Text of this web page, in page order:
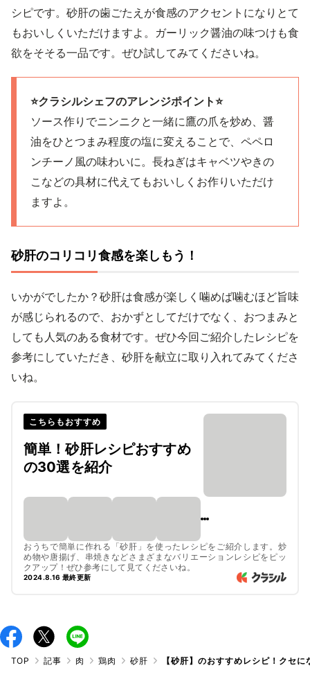
シピです。砂肝の歯ごたえが食感のアクセントになりとて
もおいしくいただけますよ。ガーリック醤油の味つけも食
欲をそそる一品です。ぜひ試してみてくださいね。
⭐️クラシルシェフのアレンジポイント⭐️
ソース作りでニンニクと一緒に鷹の爪を炒め、醤
油をひとつまみ程度の塩に変えることで、ペペロ
ンチーノ風の味わいに。長ねぎはキャベツやきの
こなどの具材に代えてもおいしくお作りいただけ
ますよ。
砂肝のコリコリ食感を楽しもう！
いかがでしたか？砂肝は食感が楽しく噛めば噛むほど旨味
が感じられるので、おかずとしてだけでなく、おつまみと
しても人気のある食材です。ぜひ今回ご紹介したレシピを
参考にしていただき、砂肝を献立に取り入れてみてくださ
いね。
こちらもおすすめ
簡単！砂肝レシピおすすめ
の30選を紹介
おうちで簡単に作れる「砂肝」を使ったレシピをご紹介します。炒
め物や唐揚げ、串焼きなどさまざまなバリエーションレシピをピッ
クアップ！ぜひ参考にして見てくださいね。
2024.8.16 最終更新
TOP 記事 肉 鶏肉 砂肝 【砂肝】のおすすめレシピ！クセ